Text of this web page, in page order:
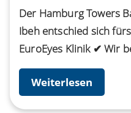
Der Hamburg Towers
Ibeh entschied sich
EuroEyes Klinik ✔︎ Wir
Weiterlesen